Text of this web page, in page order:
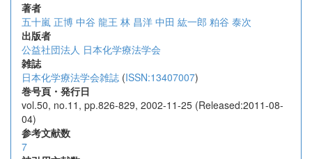
著者
五十嵐 正博 中谷 龍王 林 昌洋 中田 紘一郎 粕谷 泰次
出版者
公益社団法人 日本化学療法学会
雑誌
日本化学療法学会雑誌 (ISSN:13407007)
巻号頁・発行日
vol.50, no.11, pp.826-829, 2002-11-25 (Released:2011-08-
04)
参考文献数
7